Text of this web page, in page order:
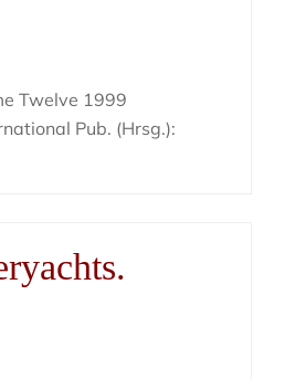
Twelve 1999
Pub. (Hrsg.):